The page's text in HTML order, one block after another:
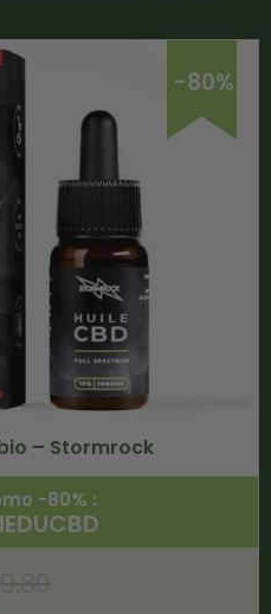
-80%
bio – Stormrock
-80% :